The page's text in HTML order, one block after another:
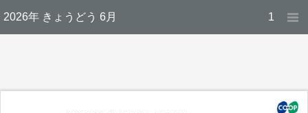
2026年 きょうどう 6月 1